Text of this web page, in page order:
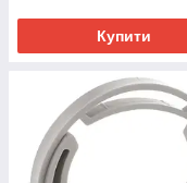
Купити